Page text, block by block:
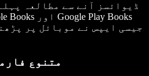
جیسی ایپس نے موبائل پر
متنوع